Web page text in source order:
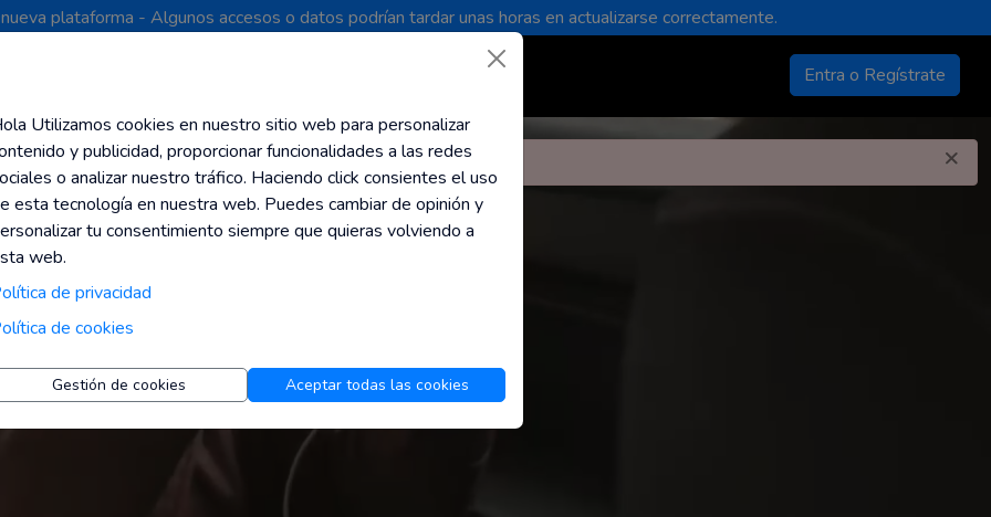
plataforma - Algunos accesos o datos podrían tardar unas horas en actualizarse correctamente.
Entra o Regístrate
×
Lo sentimos este comercio no existe o ya no es válido
Utilizamos cookies en nuestro sitio web para personalizar
y publicidad, proporcionar funcionalidades a las redes
o analizar nuestro tráfico. Haciendo click consientes el uso
esta tecnología en nuestra web. Puedes cambiar de opinión y
tu consentimiento siempre que quieras volviendo a
web.
de privacidad
de cookies
Gestión de cookies Aceptar todas las cookies